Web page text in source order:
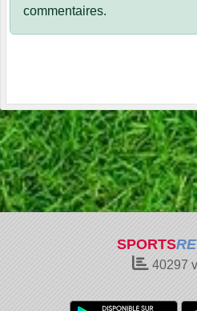
commentaires.
SPORTS
40297